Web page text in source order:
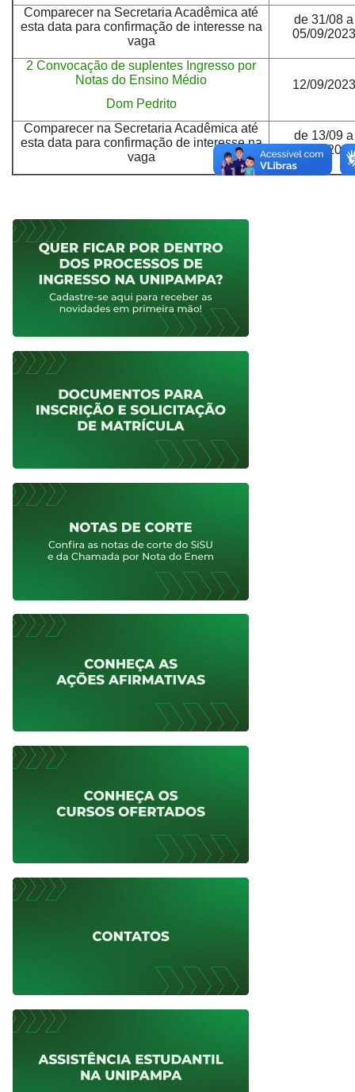
Comparecer na Secretaria Acadêmica até
esta data para confirmação de interesse na
vaga
de 31/08 a
05/09/2023
2 Convocação de suplentes Ingresso por
Notas do Ensino Médio
Dom Pedrito
12/09/2023
Comparecer na Secretaria Acadêmica até
esta data para confirmação de interesse na
vaga
de 13/09 a
19/09/2023